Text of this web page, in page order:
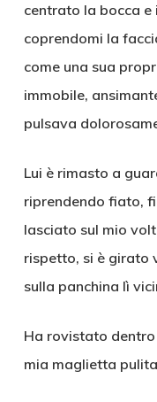
centrato la bocca e
coprendomi la
come una sua
immobile,
pulsava
Lui è rimasto a
riprendendo fiato,
lasciato sul mio
rispetto, si è girato
sulla panchina lì
Ha rovistato
mia maglietta